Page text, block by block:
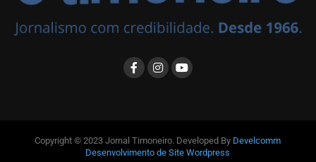
Copyright © 2023 Jornal Timoneiro. Developed By Develcomm
Desenvolvimento de Site Wordpress